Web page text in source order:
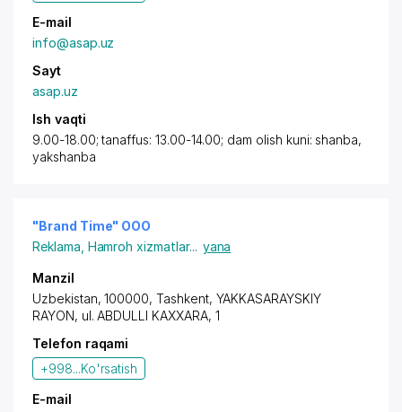
E-mail
info@asap.uz
Sayt
asap.uz
Ish vaqti
9.00-18.00; tanaffus: 13.00-14.00; dam olish kuni: shanba,
yakshanba
"Brand Time" OOO
Reklama Hamroh xizmatlar... yana
Manzil
Uzbekistan, 100000, Tashkent, YAKKASARAYSKIY
RAYON, ul. ABDULLI KAXXARA, 1
Telefon raqami
+998...Ko'rsatish
E-mail